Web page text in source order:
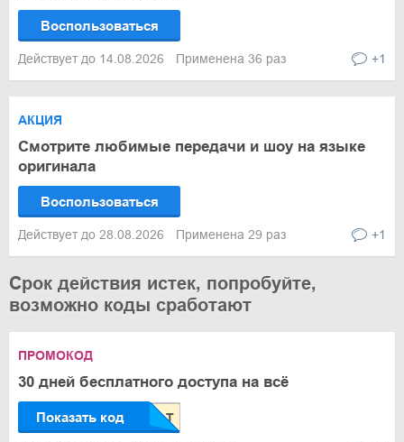
Воспользоваться
Действует до 14.08.2026 Применена 36 раз +1
АКЦИЯ
Смотрите любимые передачи и шоу на языке
оригинала
Воспользоваться
Действует до 28.08.2026 Применена 29 раз +1
Срок действия истек, попробуйте,
возможно коды сработают
ПРОМОКОД
30 дней бесплатного доступа на всё
Показать код